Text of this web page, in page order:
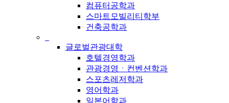
컴퓨터공학과
스마트모빌리티학부
건축공학과
글로벌관광대학
호텔경영학과
관광경영ㆍ컨벤션학과
스포츠레저학과
영어학과
일본어학과